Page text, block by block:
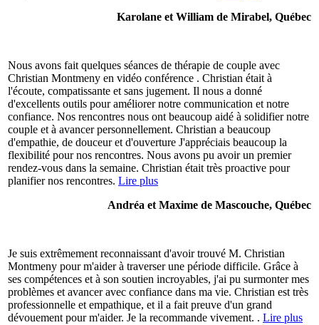
Karolane et William de Mirabel, Québec
Nous avons fait quelques séances de thérapie de couple avec
Christian Montmeny en vidéo conférence . Christian était à
l'écoute, compatissante et sans jugement. Il nous a donné
d'excellents outils pour améliorer notre communication et notre
confiance. Nos rencontres nous ont beaucoup aidé à solidifier notre
couple et à avancer personnellement. Christian a beaucoup
d'empathie, de douceur et d'ouverture J'appréciais beaucoup la
flexibilité pour nos rencontres. Nous avons pu avoir un premier
rendez-vous dans la semaine. Christian était très proactive pour
planifier nos rencontres. Lire plus
Andréa et Maxime de Mascouche, Québec
Je suis extrêmement reconnaissant d'avoir trouvé M. Christian
Montmeny pour m'aider à traverser une période difficile. Grâce à
ses compétences et à son soutien incroyables, j'ai pu surmonter mes
problèmes et avancer avec confiance dans ma vie. Christian est très
professionnelle et empathique, et il a fait preuve d'un grand
dévouement pour m'aider. Je la recommande vivement. . Lire plus